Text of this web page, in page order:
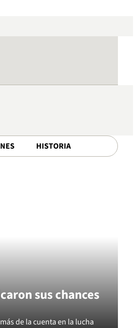
HISTORIA
sus chances
de la cuenta en la lucha